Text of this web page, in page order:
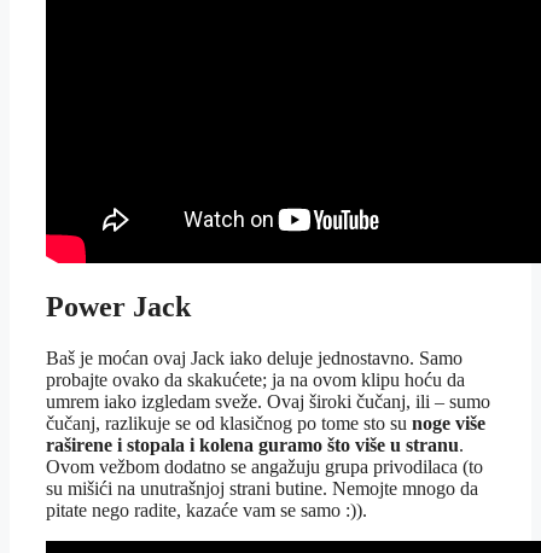
Power Jack
Baš je moćan ovaj Jack iako deluje jednostavno. Samo
probajte ovako da skakućete; ja na ovom klipu hoću da
umrem iako izgledam sveže. Ovaj široki čučanj, ili – sumo
čučanj, razlikuje se od klasičnog po tome sto su noge više
raširene i stopala i kolena guramo što više u stranu.
Ovom vežbom dodatno se angažuju grupa privodilaca (to
su mišići na unutrašnjoj strani butine. Nemojte mnogo da
pitate nego radite, kazaće vam se samo :)).